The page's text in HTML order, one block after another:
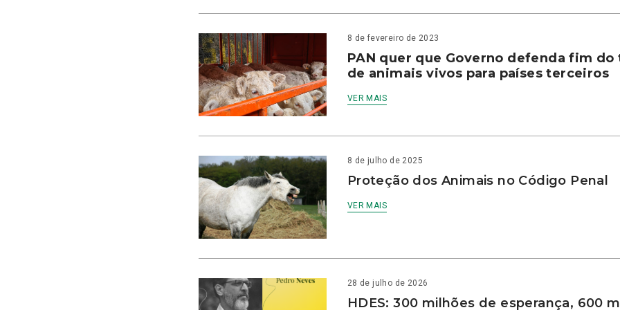
8 de fevereiro de 2023
PAN quer que Governo defenda fim
de animais vivos para países terceiros
VER MAIS
8 de julho de 2025
Proteção dos Animais no Código Penal
VER MAIS
28 de julho de 2026
HDES: 300 milhões de esperança, 600